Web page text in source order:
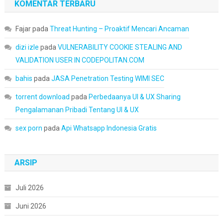
KOMENTAR TERBARU
Fajarpada Threat Hunting – Proaktif Mencari Ancaman
dizi izle pada VULNERABILITY COOKIE STEALING AND
VALIDATION USER IN CODEPOLITAN.COM
bahis pada JASA Penetration Testing WIMI SEC
torrent download pada Perbedaanya UI & UX Sharing
Pengalamanan Pribadi Tentang UI & UX
sex porn pada Api Whatsapp Indonesia Gratis
ARSIP
Juli 2026
Juni 2026